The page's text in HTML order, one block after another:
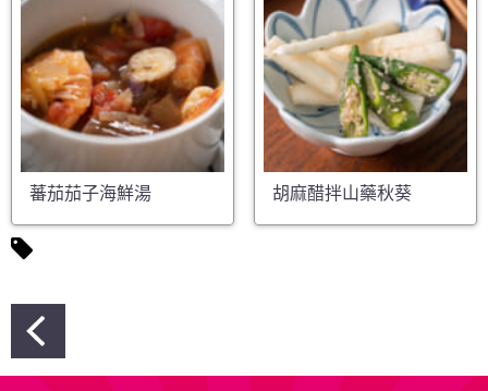
蕃茄茄子海鮮湯 胡麻醋拌山藥秋葵
文
章